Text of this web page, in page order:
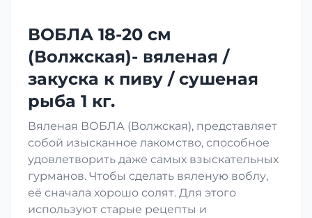
ВОБЛА 18-20 см
(Волжская)- вяленая /
закуска к пиву / сушеная
рыба 1 кг.
Вяленая ВОБЛА (Волжская), представляет
собой изысканное лакомство, способное
удовлетворить даже самых взыскательных
гурманов. Чтобы сделать вяленую воблу,
её сначала хорошо солят. Для этого
используют старые рецепты и